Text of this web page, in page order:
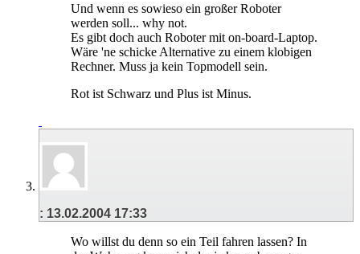
Und wenn es sowieso ein großer Roboter
werden soll... why not.
Es gibt doch auch Roboter mit on-board-Laptop.
Wäre 'ne schicke Alternative zu einem klobigen
Rechner. Muss ja kein Topmodell sein.
Rot ist Schwarz und Plus ist Minus.
: 13.02.2004 17:33
Wo willst du denn so ein Teil fahren lassen? In